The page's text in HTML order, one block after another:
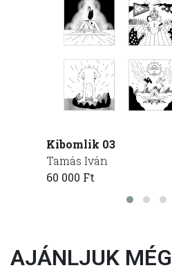
Kibomlik 03
Tamás Iván
60 000 Ft
AJÁNLJUK MÉG